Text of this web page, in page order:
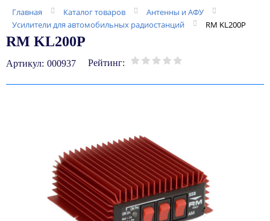
Главная Каталог товаров
Антенны и АФУ
Усилители для автомобильных радиостанций
RM KL200Р
RM KL200Р
Артикул: 000937 Рейтинг: